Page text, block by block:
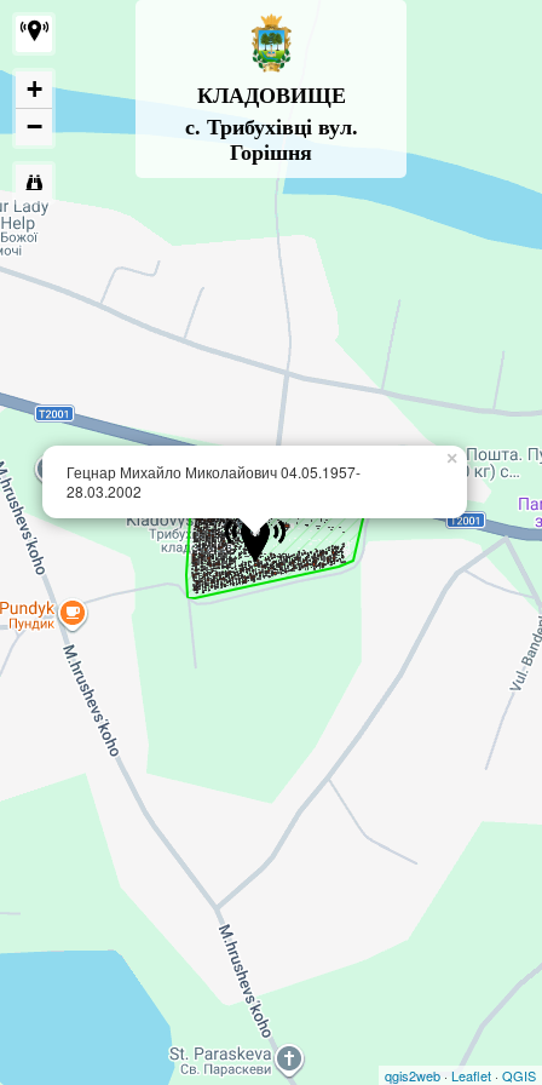
КЛАДОВИЩЕ
с. Трибухівці вул.
Горішня
Гецнар Михайло Миколайович 04.05.1957-
28.03.2002
×
+
−
qgis2web · Leaflet · QGIS